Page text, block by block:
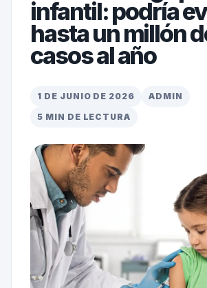
infantil: podría
hasta un millón
casos al año
1 DE JUNIO DE 2026
ADMIN
5 MIN DE LECTURA